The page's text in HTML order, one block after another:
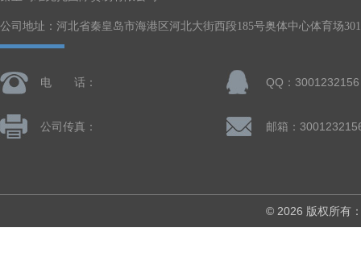
公司地址：河北省秦皇岛市海港区河北大街西段185号奥体中心体育场
电 话： QQ：3001232156
公司传真： 邮箱：
© 2026 版权所有